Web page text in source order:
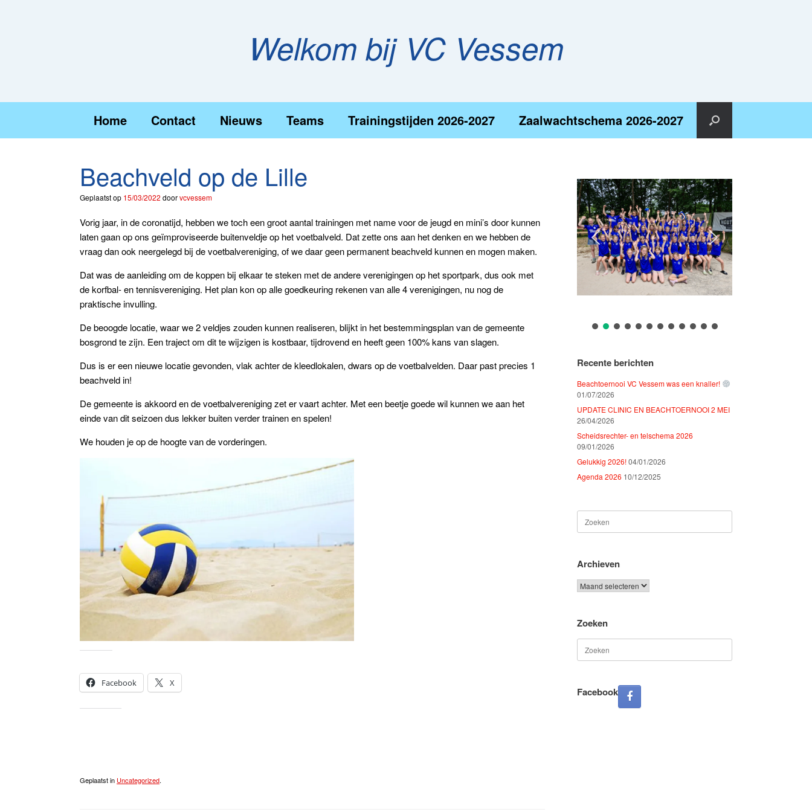
Welkom bij VC Vessem
Home Contact Nieuws Teams Trainingstijden 2026-2027 Zaalwachtschema 2026-2027
Beachveld op de Lille
Geplaatst op 15/03/2022 doorvcvessem
Vorig jaar, in de coronatijd, hebben we toch een groot aantal trainingen met name voor de jeugd en mini’s door kunnen
laten gaan op ons geïmproviseerde buitenveldje op het voetbalveld. Dat zette ons aan het denken en we hebben de
vraag dan ook neergelegd bij de voetbalvereniging, of we daar geen permanent beachveld kunnen en mogen maken.
Dat was de aanleiding om de koppen bij elkaar te steken met de andere verenigingen op het sportpark, dus ook met
de korfbal- en tennisvereniging. Het plan kon op alle goedkeuring rekenen van alle 4 verenigingen, nu nog de
praktische invulling.
De beoogde locatie, waar we 2 veldjes zouden kunnen realiseren, blijkt in het bestemmingsplan van de gemeente
bosgrond te zijn. Een traject om dit te wijzigen is kostbaar, tijdrovend en heeft geen 100% kans van slagen.
Dus is er een nieuwe locatie gevonden, vlak achter de kleedlokalen, dwars op de voetbalvelden. Daar past precies 1
beachveld in!
De gemeente is akkoord en de voetbalvereniging zet er vaart achter. Met een beetje goede wil kunnen we aan het
einde van dit seizoen dus lekker buiten verder trainen en spelen!
We houden je op de hoogte van de vorderingen.
Facebook
X
Geplaatst in Uncategorized.
Recente berichten
Beachtoernooi VC Vessem was een knaller!
01/07/2026
UPDATE CLINIC EN BEACHTOERNOOI 2 MEI
26/04/2026
Scheidsrechter- en telschema 2026
09/01/2026
Gelukkig 2026!04/01/2026
Agenda 2026 10/12/2025
naar:
Archieven
Archieven
Zoeken
naar:
Facebook